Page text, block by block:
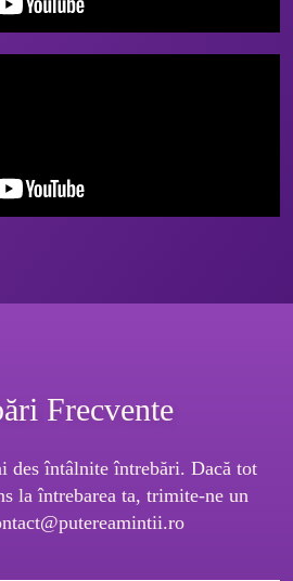
Frecvente
des întâlnite întrebări. Dacă tot
la întrebarea ta, trimite-ne un